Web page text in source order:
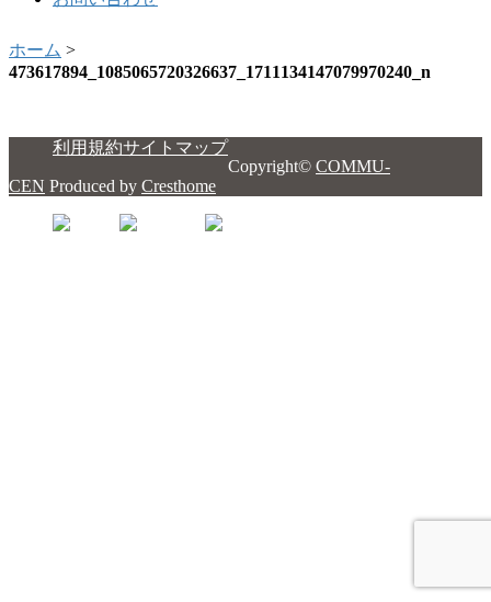
ホーム >
473617894_1085065720326637_1711134147079970240_n
利用規約サイトマップ
Copyright© COMMU-
CEN Produced by Cresthome